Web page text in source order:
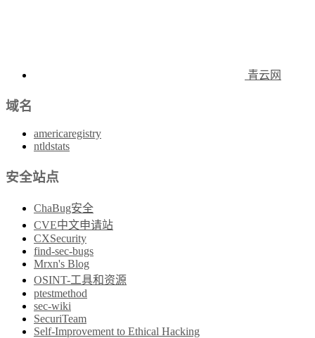
青云网
域名
americaregistry
ntldstats
安全站点
ChaBug安全
CVE中文申请站
CXSecurity
find-sec-bugs
Mrxn's Blog
OSINT-工具和资源
ptestmethod
sec-wiki
SecuriTeam
Self-Improvement to Ethical Hacking